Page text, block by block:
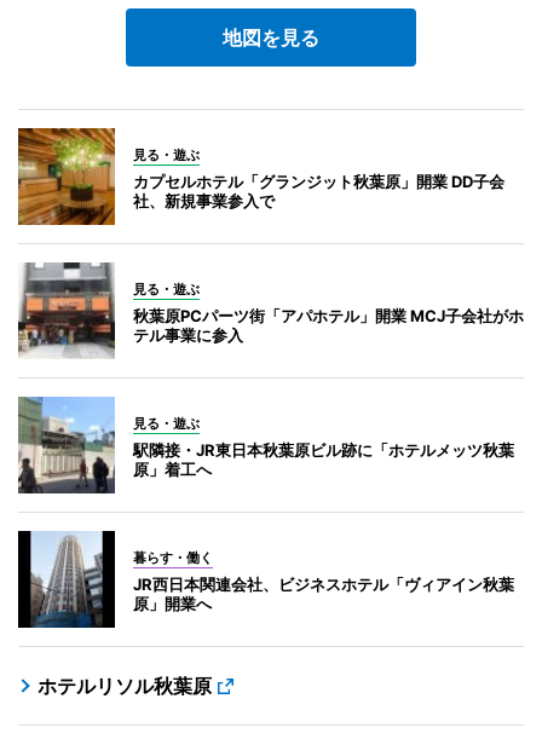
地図を見る
見る・遊ぶ
カプセルホテル「グランジット秋葉原」開業 DD子会
社、新規事業参入で
見る・遊ぶ
秋葉原PCパーツ街「アパホテル」開業 MCJ子会社がホ
テル事業に参入
見る・遊ぶ
駅隣接・JR東日本秋葉原ビル跡に「ホテルメッツ秋葉
原」着工へ
暮らす・働く
JR西日本関連会社、ビジネスホテル「ヴィアイン秋葉
原」開業へ
ホテルリソル秋葉原